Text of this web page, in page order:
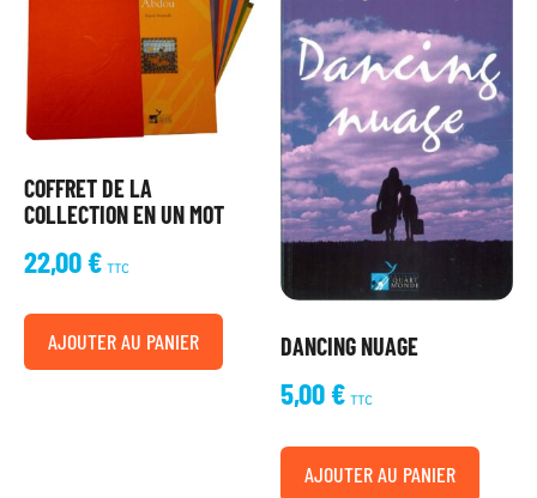
COFFRET DE LA
COLLECTION EN UN MOT
22,00€ TTC
AJOUTER AU PANIER DANCING NUAGE
5,00€ TTC
AJOUTER AU PANIER